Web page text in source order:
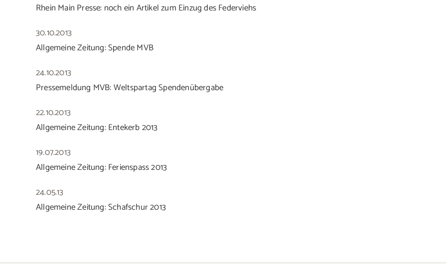
Rhein Main Presse: noch ein Artikel zum Einzug des Federviehs
30.10.2013
Allgemeine Zeitung: Spende MVB
24.10.2013
Pressemeldung MVB: Weltspartag Spendenübergabe
22.10.2013
Allgemeine Zeitung: Entekerb 2013
19.07.2013
Allgemeine Zeitung: Ferienspass 2013
24.05.13
Allgemeine Zeitung: Schafschur 2013